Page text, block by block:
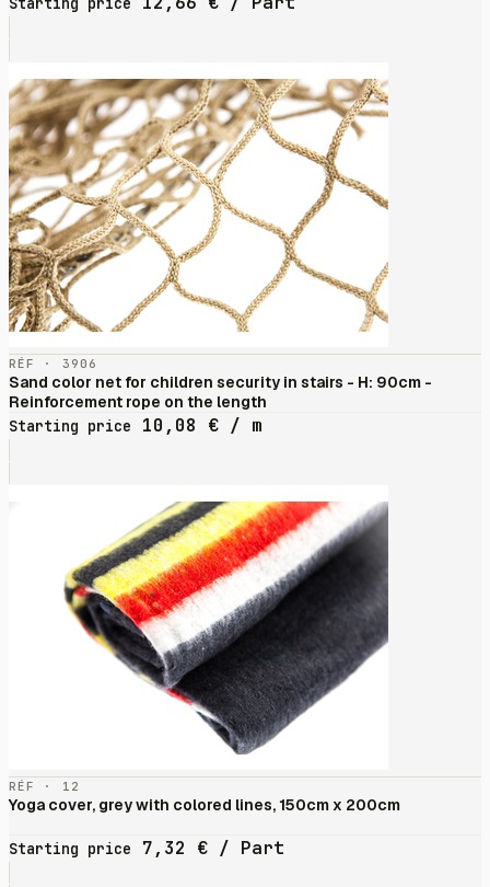
RÉF · 3906
Sand color net for children security in stairs - H: 90cm -
Reinforcement rope on the length
Starting price
10,08 € / m
RÉF · 12
Yoga cover, grey with colored lines, 150cm x 200cm
Starting price 7,32 € / Part